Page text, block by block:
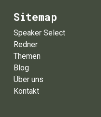
Sitemap
Speaker Select
Redner
Themen
Blog
Über uns
Kontakt